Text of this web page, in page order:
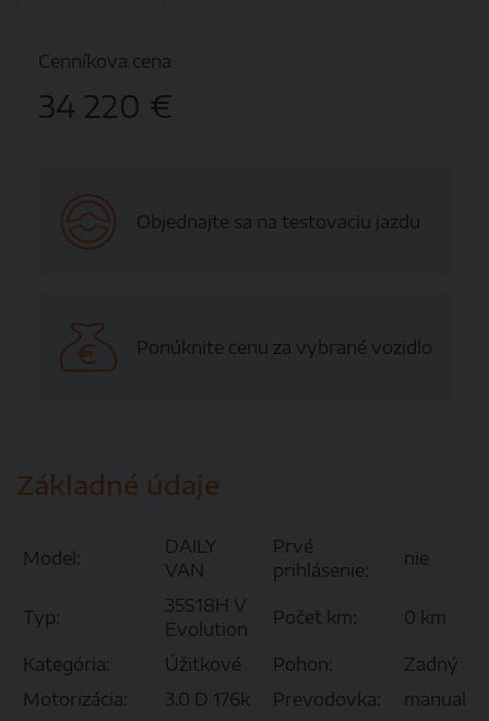
Cenníkova cena
34 220 €
Objednajte sa na testovaciu jazdu
Ponúknite cenu za vybrané vozidlo
Základné údaje
Model:
DAILY
VAN
Prvé
prihlásenie:
nie
Typ:
35S18H V
Evolution
Počet km: 0 km
Kategória: Úžitkové Pohon:
Zadný
Motorizácia:
3.0 D 176k Prevodovka:
manual